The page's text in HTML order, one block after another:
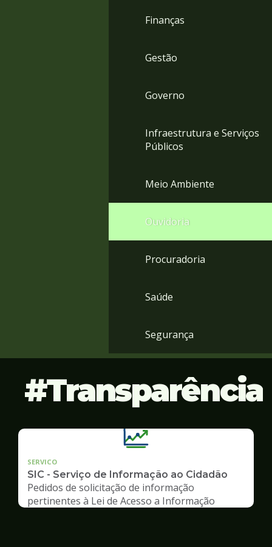
Finanças
Gestão
Governo
Infraestrutura e Serviços
Públicos
Meio Ambiente
Ouvidoria
Procuradoria
Saúde
Segurança
Transparência
SERVICO
SIC - Serviço de Informação ao Cidadão
Pedidos de solicitação de informação
pertinentes à Lei de Acesso a Informação